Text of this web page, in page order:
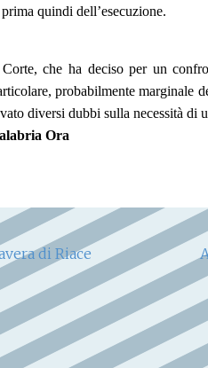
quindi dell’esecuzione.
che ha deciso per un
probabilmente marginale
diversi dubbi sulla necessità di
Ora
di Riace